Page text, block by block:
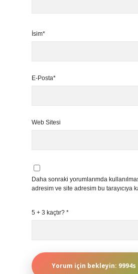
İsim*
E-Posta*
Web Sitesi
Daha sonraki yorumlarımda
adresim ve site adresim bu tarayıcıya
5 + 3 kaçtır? *